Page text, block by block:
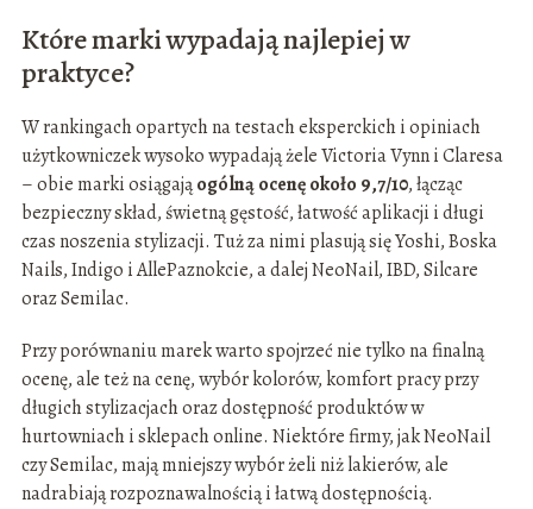
Które marki wypadają najlepiej w
praktyce?
W rankingach opartych na testach eksperckich i opiniach
użytkowniczek wysoko wypadają żele Victoria Vynn i Claresa
– obie marki osiągająogólną ocenę około 9,7/10, łącząc
bezpieczny skład, świetną gęstość, łatwość aplikacji i długi
czas noszenia stylizacji. Tuż za nimi plasują się Yoshi, Boska
Nails, Indigo i AllePaznokcie, a dalej NeoNail, IBD, Silcare
oraz Semilac.
Przy porównaniu marek warto spojrzeć nie tylko na finalną
ocenę, ale też na cenę, wybór kolorów, komfort pracy przy
długich stylizacjach oraz dostępność produktów w
hurtowniach i sklepach online. Niektóre firmy, jak NeoNail
czy Semilac, mają mniejszy wybór żeli niż lakierów, ale
nadrabiają rozpoznawalnością i łatwą dostępnością.